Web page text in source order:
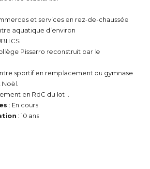
et services en rez-de-chaussée
aquatique d’environ
:
Pissarro reconstruit par le
sportif en remplacement du gymnase
en RdC du lot I.
: En cours
: 10 ans